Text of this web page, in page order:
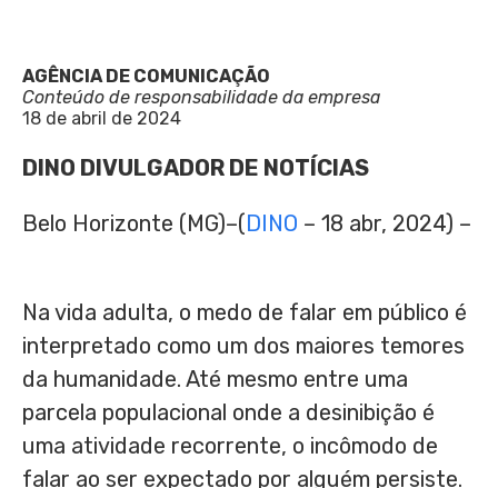
AGÊNCIA DE COMUNICAÇÃO
Conteúdo de responsabilidade da empresa
18 de abril de 2024
DINO DIVULGADOR DE NOTÍCIAS
Belo Horizonte (MG)–(DINO – 18 abr, 2024) –
Na vida adulta, o medo de falar em público é
interpretado como um dos maiores temores
da humanidade. Até mesmo entre uma
parcela populacional onde a desinibição é
uma atividade recorrente, o incômodo de
falar ao ser expectado por alguém persiste.